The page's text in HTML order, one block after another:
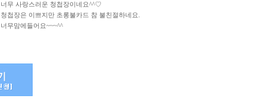
무 사랑스러운 청첩장이네요^^♡
첩장은 이쁘지만 초롱불카드 참 불친절하네요.
무맘에들어요~~~^^